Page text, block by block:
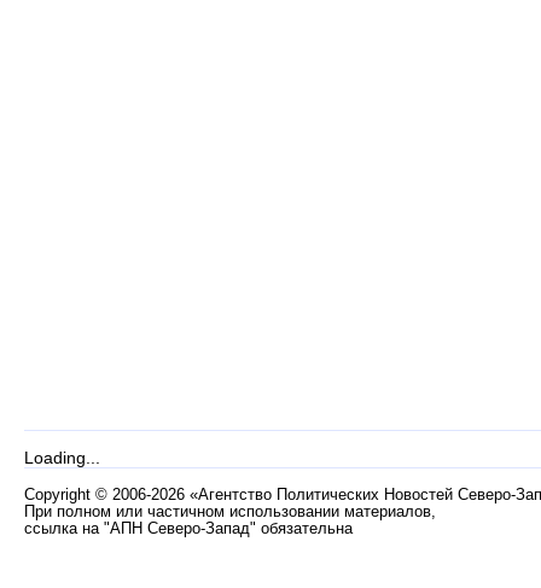
Loading...
Copyright © 2006-2026 «Агентство Политических Новостей Северо-
При полном или частичном использовании материалов,
ссылка на "АПН Северо-Запад" обязательна